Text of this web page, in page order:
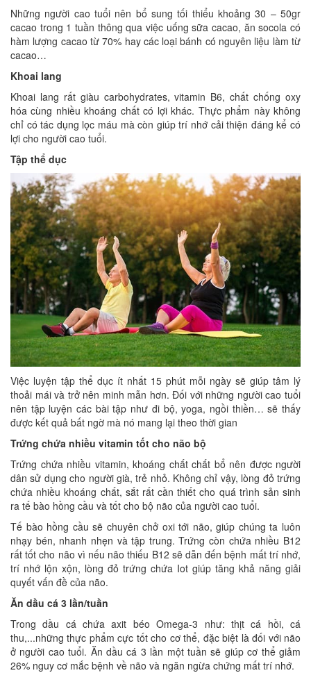
Những người cao tuổi nên bổ sung tối thiểu khoảng 30 – 50gr
cacao trong 1 tuần thông qua việc uống sữa cacao, ăn socola có
hàm lượng cacao từ 70% hay các loại bánh có nguyên liệu làm từ
cacao…
Khoai lang
Khoai lang rất giàu carbohydrates, vitamin B6, chất chống oxy
hóa cùng nhiều khoáng chất có lợi khác. Thực phẩm này không
chỉ có tác dụng lọc máu mà còn giúp trí nhớ cải thiện đáng kể có
lợi cho người cao tuổi.
Tập thể dục
Việc luyện tập thể dục ít nhất 15 phút mỗi ngày sẽ giúp tâm lý
thoải mái và trở nên minh mẫn hơn. Đối với những người cao tuổi
nên tập luyện các bài tập như đi bộ, yoga, ngồi thiền… sẽ thấy
được kết quả bất ngờ mà nó mang lại theo thời gian
Trứng chứa nhiều vitamin tốt cho não bộ
Trứng chứa nhiều vitamin, khoáng chất chất bổ nên được người
dân sử dụng cho người già, trẻ nhỏ. Không chỉ vậy, lòng đỏ trứng
chứa nhiều khoáng chất, sắt rất cần thiết cho quá trình sản sinh
ra tế bào hồng cầu và tốt cho bộ não của người cao tuổi.
Tế bào hồng cầu sẽ chuyên chở oxi tới não, giúp chúng ta luôn
nhạy bén, nhanh nhẹn và tập trung. Trứng còn chứa nhiều B12
rất tốt cho não vì nếu não thiếu B12 sẽ dẫn đến bệnh mất trí nhớ,
trí nhớ lộn xộn, lòng đỏ trứng chứa Iot giúp tăng khả năng giải
quyết vấn đề của não.
Ăn dầu cá 3 lần/tuần
Trong dầu cá chứa axit béo Omega-3 như: thịt cá hồi, cá
thu,...những thực phẩm cực tốt cho cơ thể, đặc biệt là đối với não
ở người cao tuổi. Ăn dầu cá 3 lần một tuần sẽ giúp cơ thể giảm
26% nguy cơ mắc bệnh về não và ngăn ngừa chứng mất trí nhớ.